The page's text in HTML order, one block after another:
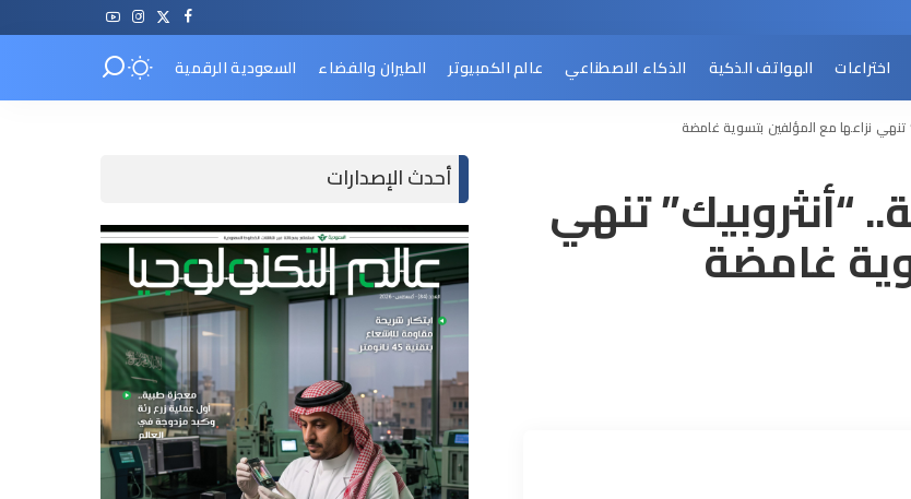
اختراعات الهواتف الذكية الذكاء الاصطناعي عالم الكمبيوتر الطيران والفضاء السعودية الرقمية
نزاعها مع المؤلفين بتسوية غامضة
“أنثروبيك” تنهي
غامضة
أحدث الإصدارات